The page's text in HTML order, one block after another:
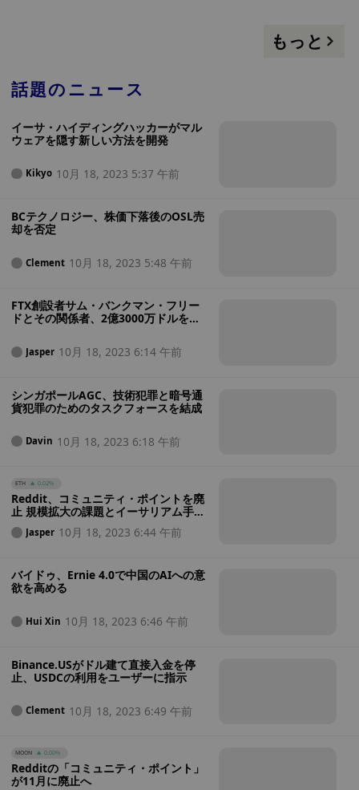
もっと
話題のニュース
イーサ・ハイディングハッカーがマル
ウェアを隠す新しい方法を開発
Kikyo 10月 18, 2023 5:37 午前
BCテクノロジー、株価下落後のOSL売
却を否定
Clement 10月 18, 2023 5:48 午前
FTX創設者サム・バンクマン・フリー
ドとその関係者、2億3000万ドルを
露される
Jasper 10月 18, 2023 6:14 午前
シンガポールAGC、技術犯罪と暗号通
貨犯罪のためのタスクフォースを結成
Davin 10月 18, 2023 6:18 午前
ETH 0.02%
Reddit、コミュニティ・ポイントを廃
止 規模拡大の課題とイーサリアム手数
料の高騰が理由
Jasper 10月 18, 2023 6:44 午前
バイドゥ、Ernie 4.0で中国のAIへの意
欲を高める
Hui Xin 10月 18, 2023 6:46 午前
Binance.USがドル建て直接入金を停
止、USDCの利用をユーザーに指示
Clement 10月 18, 2023 6:49 午前
MOON 0.00%
Redditの「コミュニティ・ポイント」
が11月に廃止へ